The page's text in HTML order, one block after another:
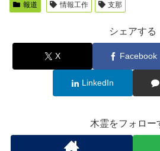
報道 情報工作 支那
シェアする
X Facebook
LinkedIn
木霊をフォロー